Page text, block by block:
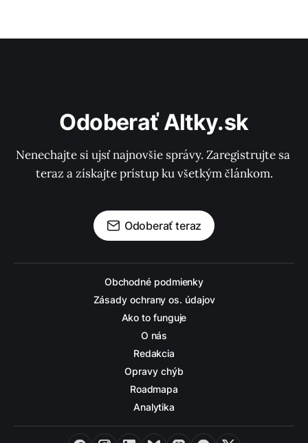
Odoberať Altky.sk
Nenechajte si ujsť najnovšie správy. Zaregistrujte sa
teraz a získajte prístup ku všetkým článkom.
Odoberať teraz
Obchodné podmienky
Zásady ochrany os. údajov
Ako to funguje
O nás
Redakcia
Opravy chýb
Roadmapa
Analytika